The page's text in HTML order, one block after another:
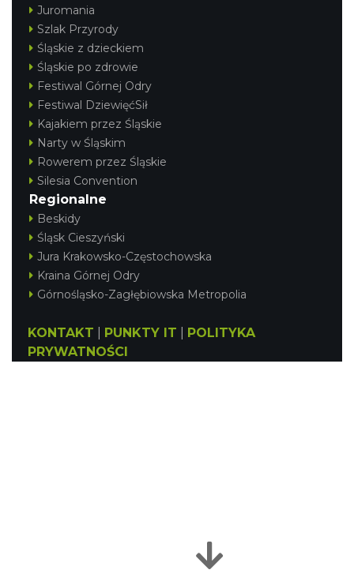
Juromania
Szlak Przyrody
Śląskie z dzieckiem
Śląskie po zdrowie
Festiwal Górnej Odry
Festiwal DziewięćSił
Kajakiem przez Śląskie
Narty w Śląskim
Rowerem przez Śląskie
Silesia Convention
Regionalne
Beskidy
Śląsk Cieszyński
Jura Krakowsko-Częstochowska
Kraina Górnej Odry
Górnośląsko-Zagłębiowska Metropolia
KONTAKT PUNKTY IT
POLITYKA
PRYWATNOŚCI